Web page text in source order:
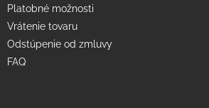
Platobné možnosti
Vrátenie tovaru
Odstúpenie od zmluvy
FAQ